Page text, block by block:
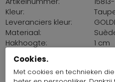
Kleur:
Leveranciers kleur:
Materiaal:
Hakhoogte:
1 cm
Pasvorm::
Zool:
Binnenzool
Nee
Cookies.
Met cookies en technieken